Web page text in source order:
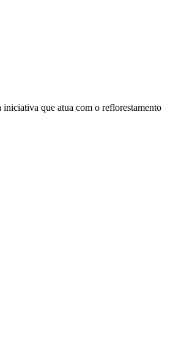
que atua com o reflorestamento